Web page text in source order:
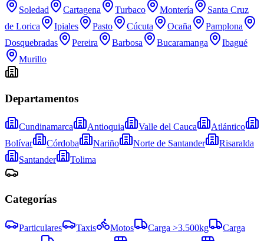
Soledad
Cartagena Turbaco Montería
Santa Cruz
de Lorica
Ipiales Pasto Cúcuta Ocaña
Pamplona
Dosquebradas
Pereira Barbosa Bucaramanga
Ibagué
Murillo
Departamentos
Cundinamarca Antioquia Valle del Cauca
Atlántico
Bolívar
Córdoba Nariño Norte de Santander
Risaralda
Santander
Tolima
Categorías
Particulares Taxis Motos Carga >3.500kg
Carga